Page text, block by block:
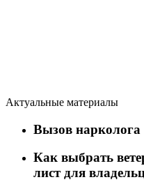
Актуальные материалы
Вызов нарколога
Как выбрать
лист для